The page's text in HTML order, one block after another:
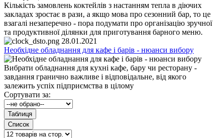
Кількість замовлень коктейлів з настанням тепла в діючих
закладах зростає в рази, а якщо мова про сезонний бар, то це
взагалі незаперечно - пора подумати про організацію зручної
та продуктивної ділянки для приготування барного меню.
28.01.2021
Необхідне обладнання для кафе і барів - нюанси вибору
Вибрати обладнання для кухні кафе, бару чи ресторану -
завдання гранично важливе і відповідальне, від якого
залежить успіх підприємства в цілому
Сортувати за: